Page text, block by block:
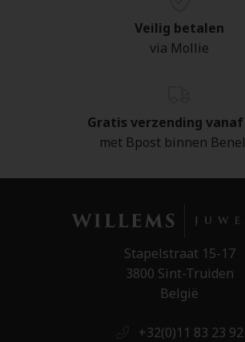
Veilig betalen
via Mollie
Gratis verzending vanaf
met Bpost binnen
Stapelstraat 15-17
3800 Sint-Truiden
België
+32(0)11 83 23 92